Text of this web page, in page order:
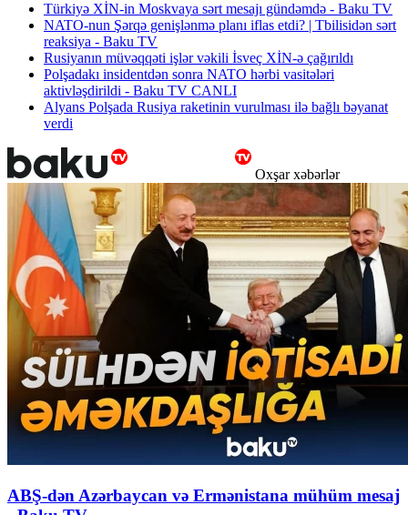
Türkiyə XİN-in Moskvaya sərt mesajı gündəmdə - Baku TV
NATO-nun Şərqə genişlənmə planı iflas etdi? | Tbilisidən sərt
reaksiya - Baku TV
Rusiyanın müvəqqəti işlər vəkili İsveç XİN-ə çağırıldı
Polşadakı insidentdən sonra NATO hərbi vasitələri
aktivləşdirildi - Baku TV CANLI
Alyans Polşada Rusiya raketinin vurulması ilə bağlı bəyanat
verdi
Oxşar xəbərlər
ABŞ-dən Azərbaycan və Ermənistana mühüm mesaj